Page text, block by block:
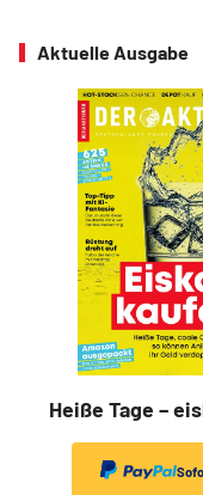
Aktuelle Ausgabe
Heiße Tage –